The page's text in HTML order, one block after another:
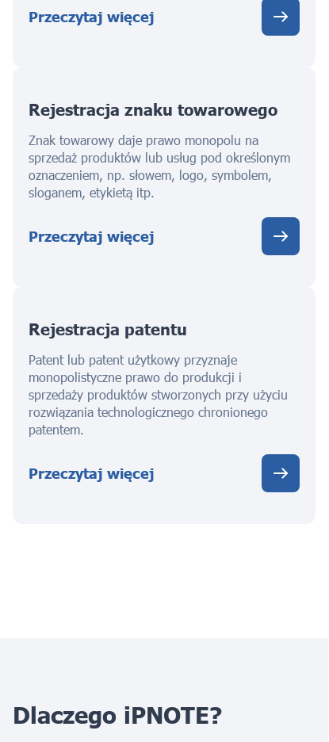
Przeczytaj więcej
Rejestracja znaku towarowego
Znak towarowy daje prawo monopolu na
sprzedaż produktów lub usług pod określonym
oznaczeniem, np. słowem, logo, symbolem,
sloganem, etykietą itp.
Przeczytaj więcej
Rejestracja patentu
Patent lub patent użytkowy przyznaje
monopolistyczne prawo do produkcji i
sprzedaży produktów stworzonych przy użyciu
rozwiązania technologicznego chronionego
patentem.
Przeczytaj więcej
Dlaczego iPNOTE?